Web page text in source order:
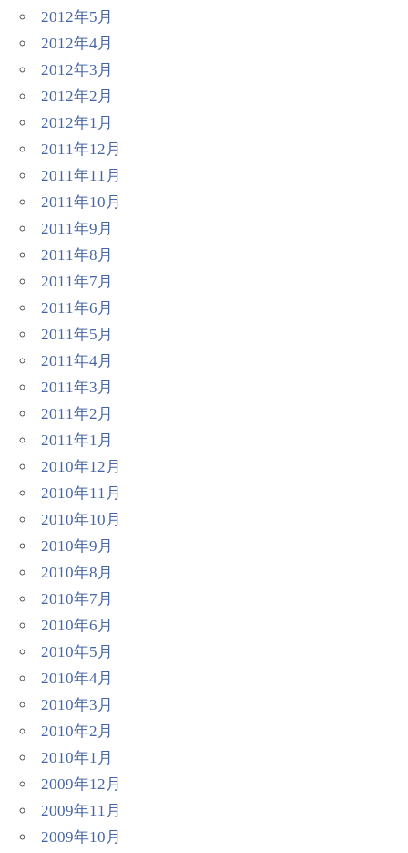
2012年5月
2012年4月
2012年3月
2012年2月
2012年1月
2011年12月
2011年11月
2011年10月
2011年9月
2011年8月
2011年7月
2011年6月
2011年5月
2011年4月
2011年3月
2011年2月
2011年1月
2010年12月
2010年11月
2010年10月
2010年9月
2010年8月
2010年7月
2010年6月
2010年5月
2010年4月
2010年3月
2010年2月
2010年1月
2009年12月
2009年11月
2009年10月